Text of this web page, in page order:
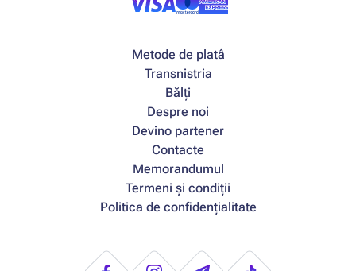
Metode de platâ
Transnistria
Bălți
Despre noi
Devino partener
Contacte
Memorandumul
Termeni și condiții
Politica de confidențialitate